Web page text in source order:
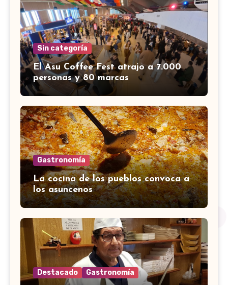
Sin categoría
El Asu Coffee Fest atrajo a 7.000
personas y 80 marcas
Gastronomía
La cocina de los pueblos convoca a
los asuncenos
Destacado Gastronomía